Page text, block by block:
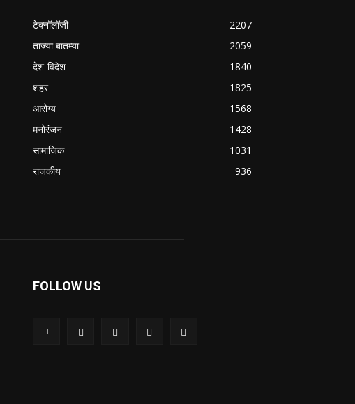
टेक्नॉलॉजी
2207
ताज्या बातम्या
2059
देश-विदेश
1840
शहर
1825
आरोग्य
1568
मनोरंजन
1428
सामाजिक
1031
राजकीय
936
FOLLOW US